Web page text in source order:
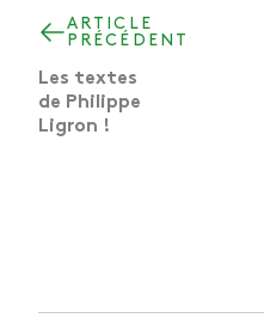
ARTICLE
PRÉCÉDENT
Les textes
de Philippe
Ligron !